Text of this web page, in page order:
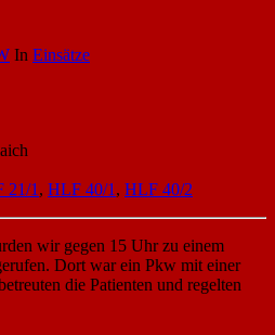
In Einsätze
21/1, HLF 40/1, HLF 40/2
wir gegen 15 Uhr zu einem
Dort war ein Pkw mit einer
die Patienten und regelten